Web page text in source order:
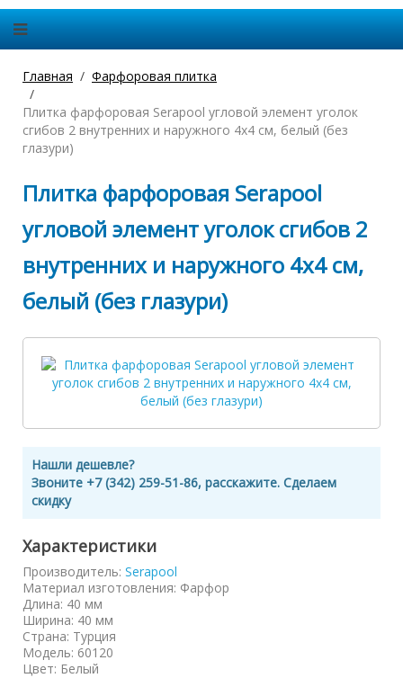
Главная Фарфоровая плитка
Плитка фарфоровая Serapool угловой элемент уголок
сгибов 2 внутренних и наружного 4х4 см, белый (без
глазури)
Плитка фарфоровая Serapool
угловой элемент уголок сгибов 2
внутренних и наружного 4х4 см,
белый (без глазури)
Нашли дешевле?
Звоните +7 (342) 259-51-86, расскажите. Сделаем
скидку
Характеристики
Производитель: Serapool
Материал изготовления: Фарфор
Длина: 40 мм
Ширина: 40 мм
Страна: Турция
Модель: 60120
Цвет: Белый